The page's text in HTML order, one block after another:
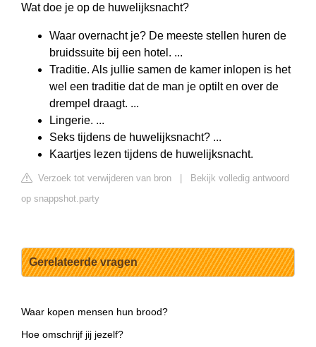
Wat doe je op de huwelijksnacht?
Waar overnacht je? De meeste stellen huren de
bruidssuite bij een hotel. ...
Traditie. Als jullie samen de kamer inlopen is het
wel een traditie dat de man je optilt en over de
drempel draagt. ...
Lingerie. ...
Seks tijdens de huwelijksnacht? ...
Kaartjes lezen tijdens de huwelijksnacht.
Verzoek tot verwijderen van bron | Bekijk volledig antwoord
op snappshot.party
Gerelateerde vragen
Waar kopen mensen hun brood?
Hoe omschrijf jij jezelf?